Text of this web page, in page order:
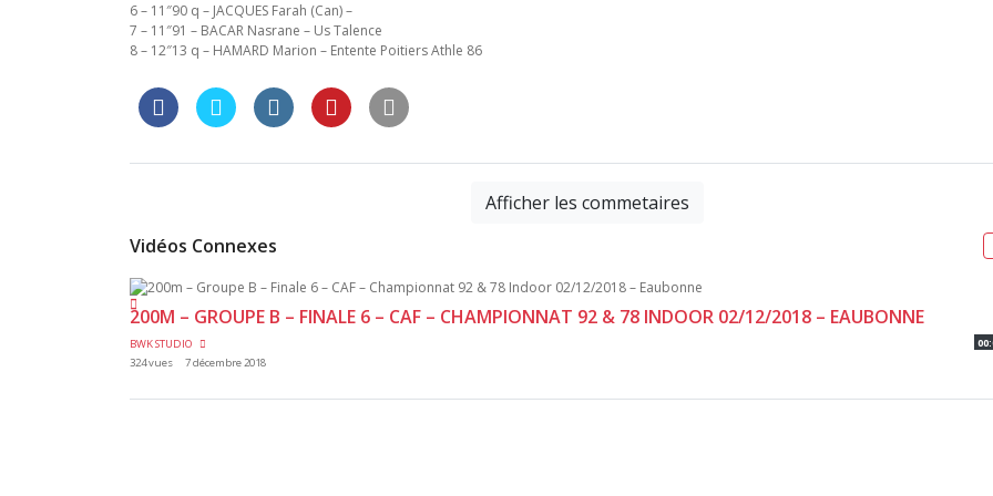
6 – 11″90 q – JACQUES Farah (Can) –
7 – 11″91 – BACAR Nasrane – Us Talence
8 – 12″13 q – HAMARD Marion – Entente Poitiers Athle 86
Afficher les commetaires
Vidéos Connexes
200M – GROUPE B – FINALE 6 – CAF – CHAMPIONNAT 92 & 78 INDOOR 02/12/2018 – EAUBONNE
BWK STUDIO
324 vues
7 décembre 2018